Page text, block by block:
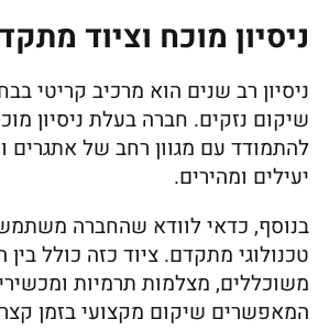
ניסיון מוכח וציוד
ניסיון רב שנים הוא מרכיב קריטי
שיקום נזקים. חברה בעלת ניסיון
להתמודד עם מגוון רחב של אתגרים
יעילים ומהירים.
בנוסף, כדאי לוודא שהחברה
טכנולוגי מתקדם. ציוד כזה כולל בין
משוכללים, מצלמות תרמיות
המאפשרים שיקום מקצועי בזמן קצר